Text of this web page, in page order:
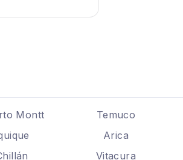
Montt Temuco
Arica
Vitacura